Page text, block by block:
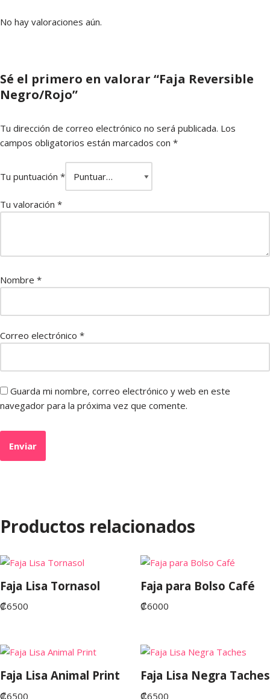
No hay valoraciones aún.
Sé el primero en valorar “Faja Reversible
Negro/Rojo”
Tu dirección de correo electrónico no será publicada. Los
campos obligatorios están marcados con *
Tu puntuación *
Tu valoración *
Nombre *
Correo electrónico *
Guarda mi nombre, correo electrónico y web en este
navegador para la próxima vez que comente.
Productos relacionados
Faja Lisa Tornasol
₡6500
Faja para Bolso Café
₡6000
Faja Lisa Animal Print
₡6500
Faja Lisa Negra Taches
₡6500